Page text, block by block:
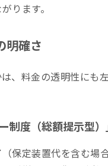
ります。
明確さ
、料金の透明性にも
制度（総額提示型
保定装置代を含む場